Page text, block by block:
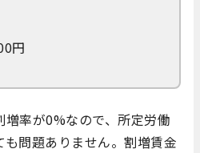
円
率が0%なので、所定労働
問題ありません。割増賃金